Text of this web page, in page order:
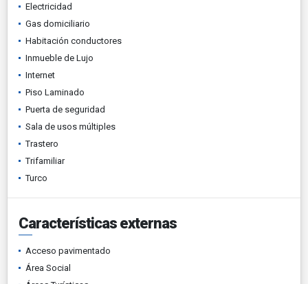
Electricidad
Gas domiciliario
Habitación conductores
Inmueble de Lujo
Internet
Piso Laminado
Puerta de seguridad
Sala de usos múltiples
Trastero
Trifamiliar
Turco
Características externas
Acceso pavimentado
Área Social